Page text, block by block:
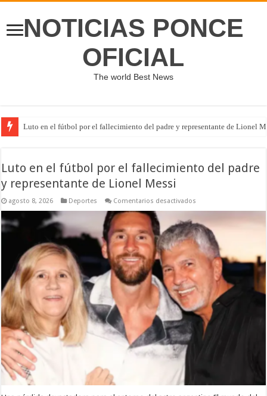
NOTICIAS PONCE
OFICIAL
The world Best News
Luto en el fútbol por el fallecimiento del padre y representante de Lionel
Luto en el fútbol por el fallecimiento del padre
y representante de Lionel Messi
agosto 8, 2026 Deportes Comentarios desactivados
el
fútbol
por
el
fallecimiento
del
padre
y
representante
de
Lionel
Messi